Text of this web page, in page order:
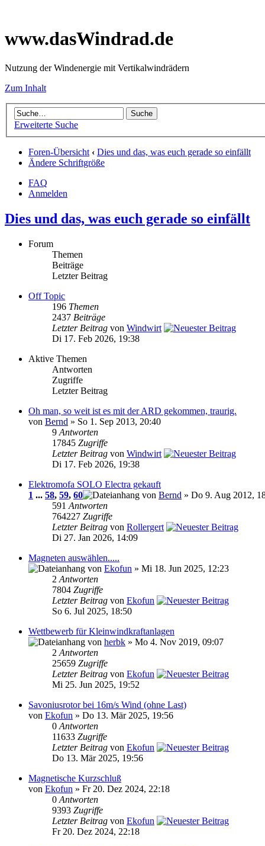
www.dasWindrad.de
Nutzung der Windenergie mit Vertikalwindrädern
Zum Inhalt
Erweiterte Suche
Foren-Übersicht ‹ Dies und das, was euch gerade so einfällt
Ändere Schriftgröße
FAQ
Anmelden
Dies und das, was euch gerade so einfällt
Forum
Themen
Beiträge
Letzter Beitrag
Off Topic
196 Themen
2437 Beiträge
Letzter Beitrag von Windwirt
Di 17. Feb 2026, 19:38
Aktive Themen
Antworten
Zugriffe
Letzter Beitrag
Oh man, so weit ist es mit der ARD gekommen, traurig.
von Bernd » So 1. Sep 2013, 20:40
9 Antworten
17845 Zugriffe
Letzter Beitrag von Windwirt
Di 17. Feb 2026, 19:38
Elektromofa SOLO Electra gekauft
1 ... 58, 59, 60 von Bernd » Do 9. Aug 2012,
591 Antworten
764227 Zugriffe
Letzter Beitrag von Rollergert
Di 27. Jan 2026, 14:09
Magneten auswählen.....
von Ekofun » Mi 18. Jun 2025, 12:23
2 Antworten
7804 Zugriffe
Letzter Beitrag von Ekofun
So 6. Jul 2025, 18:50
Wettbewerb für Kleinwindkraftanlagen
von herbk » Mo 4. Nov 2019, 09:07
2 Antworten
25659 Zugriffe
Letzter Beitrag von Ekofun
Mi 25. Jun 2025, 19:52
Savoniusrotor bei 16m/s Wind (ohne Last)
von Ekofun » Do 13. Mär 2025, 19:56
0 Antworten
11633 Zugriffe
Letzter Beitrag von Ekofun
Do 13. Mär 2025, 19:56
Magnetische Kurzschluß
von Ekofun » Fr 20. Dez 2024, 22:18
0 Antworten
9393 Zugriffe
Letzter Beitrag von Ekofun
Fr 20. Dez 2024, 22:18